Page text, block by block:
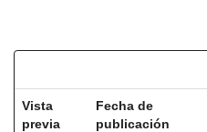
Vista
previa
Fecha de
publicación